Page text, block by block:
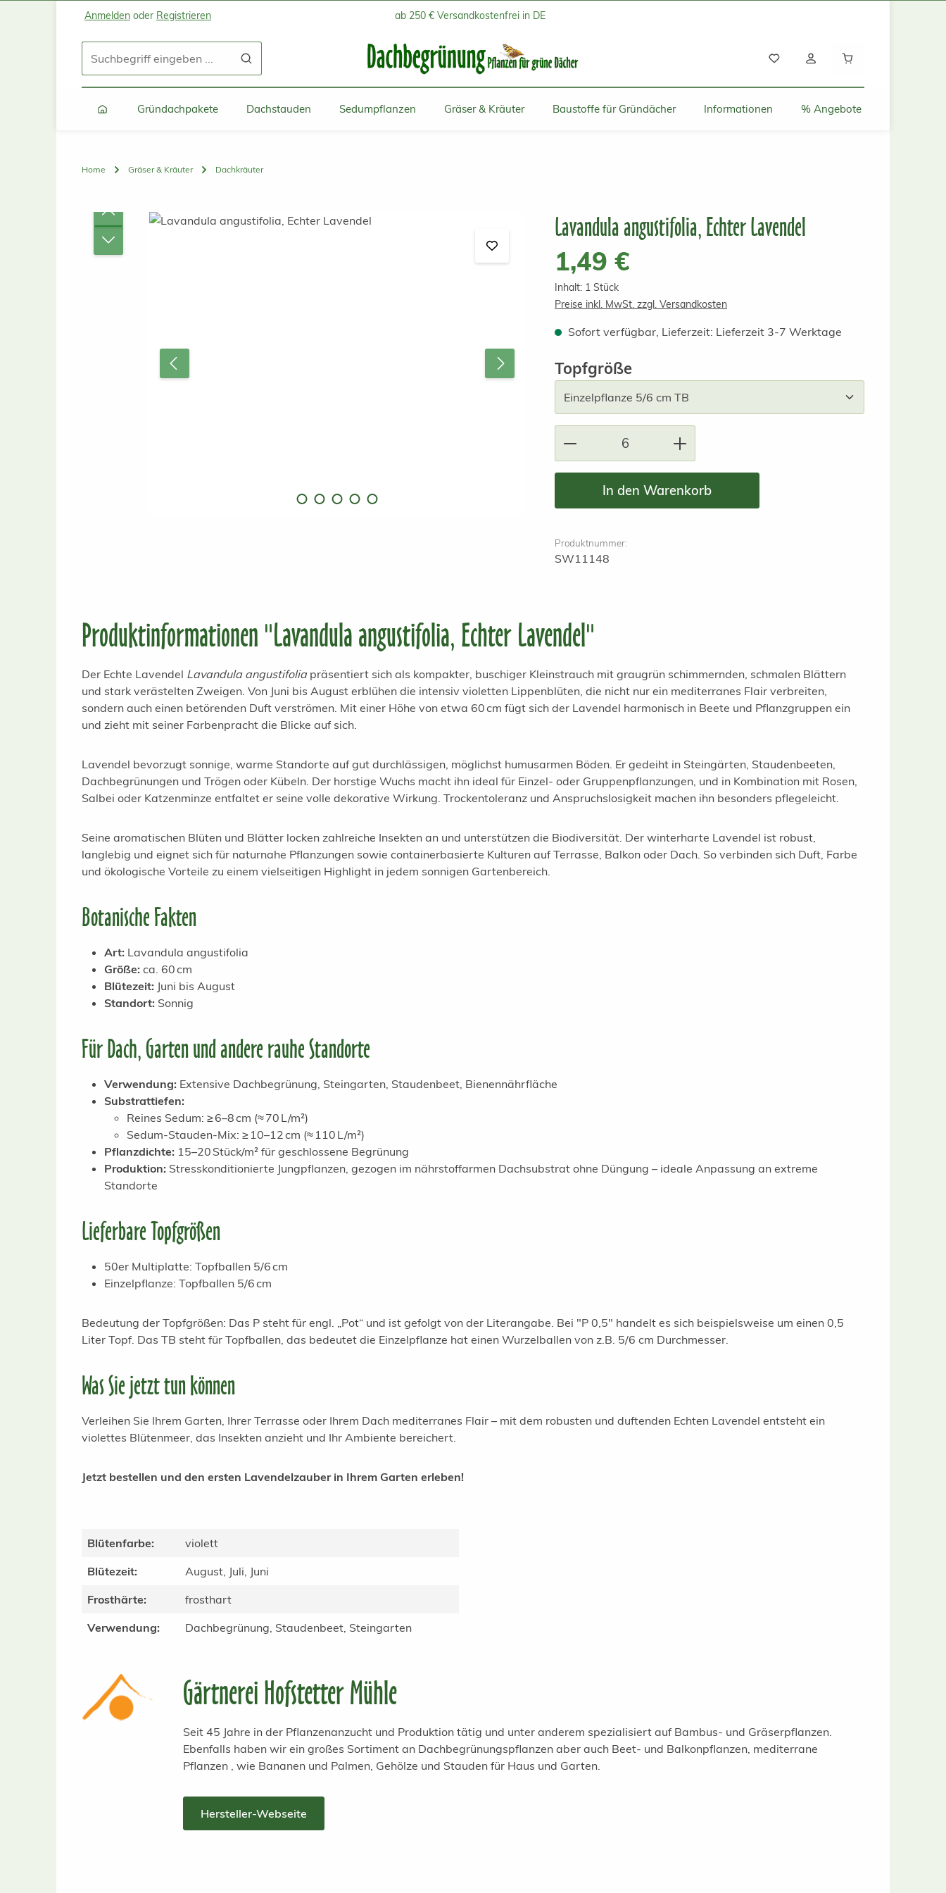
Zum Hauptinhalt springen
Zur Suche springen
Zur Hauptnavigation springen
Anmelden oder Registrieren ab 250 € Versandkostenfrei in DE
Gründachpakete Dachstauden Sedumpflanzen Gräser & Kräuter Baustoffe für Gründächer Informationen % Angebote
Home Gräser & Kräuter Dachkräuter
Bildergalerie überspringen Lavandula angustifolia, Echter Lavendel
Regulärer Preis:
1,49 €
Inhalt: 1 Stück
Preise inkl. MwSt. zzgl. Versandkosten
Sofort verfügbar, Lieferzeit: Lieferzeit 3-7 Werktage
Topfgrößeauswählen
Produkt Anzahl: Gib den gewünschten Wert ein
In den Warenkorb
Produktnummer:
SW11148
Produktinformationen "Lavandula angustifolia, Echter Lavendel"
Der Echte Lavendel Lavandula angustifoliapräsentiert sich als kompakter, buschiger Kleinstrauch mit graugrün schimmernden, schmalen Blättern
und stark verästelten Zweigen. Von Juni bis August erblühen die intensiv violetten Lippenblüten, die nicht nur ein mediterranes Flair verbreiten,
sondern auch einen betörenden Duft verströmen. Mit einer Höhe von etwa 60 cm fügt sich der Lavendel harmonisch in Beete und Pflanzgruppen ein
und zieht mit seiner Farbenpracht die Blicke auf sich.
Lavendel bevorzugt sonnige, warme Standorte auf gut durchlässigen, möglichst humusarmen Böden. Er gedeiht in Steingärten, Staudenbeeten,
Dachbegrünungen und Trögen oder Kübeln. Der horstige Wuchs macht ihn ideal für Einzel- oder Gruppenpflanzungen, und in Kombination mit Rosen,
Salbei oder Katzenminze entfaltet er seine volle dekorative Wirkung. Trockentoleranz und Anspruchslosigkeit machen ihn besonders pflegeleicht.
Seine aromatischen Blüten und Blätter locken zahlreiche Insekten an und unterstützen die Biodiversität. Der winterharte Lavendel ist robust,
langlebig und eignet sich für naturnahe Pflanzungen sowie containerbasierte Kulturen auf Terrasse, Balkon oder Dach. So verbinden sich Duft, Farbe
und ökologische Vorteile zu einem vielseitigen Highlight in jedem sonnigen Gartenbereich.
Botanische Fakten
Art: Lavandula angustifolia
Größe: ca. 60 cm
Blütezeit: Juni bis August
Standort: Sonnig
Für Dach, Garten und andere rauhe Standorte
Verwendung: Extensive Dachbegrünung, Steingarten, Staudenbeet, Bienennährfläche
Substrattiefen:
Reines Sedum: ≥ 6–8 cm (≈ 70 L/m²)
Sedum-Stauden-Mix: ≥ 10–12 cm (≈ 110 L/m²)
Pflanzdichte: 15–20 Stück/m² für geschlossene Begrünung
Produktion: Stresskonditionierte Jungpflanzen, gezogen im nährstoffarmen Dachsubstrat ohne Düngung – ideale Anpassung an extreme
Standorte
Lieferbare Topfgrößen
50er Multiplatte: Topfballen 5/6 cm
Einzelpflanze: Topfballen 5/6 cm
Bedeutung der Topfgrößen: Das P steht für engl. „Pot“ und ist gefolgt von der Literangabe. Bei "P 0,5" handelt es sich beispielsweise um einen 0,5
Liter Topf. Das TB steht für Topfballen, das bedeutet die Einzelpflanze hat einen Wurzelballen von z.B. 5/6 cm Durchmesser.
Was Sie jetzt tun können
Verleihen Sie Ihrem Garten, Ihrer Terrasse oder Ihrem Dach mediterranes Flair – mit dem robusten und duftenden Echten Lavendel entsteht ein
violettes Blütenmeer, das Insekten anzieht und Ihr Ambiente bereichert.
Jetzt bestellen und den ersten Lavendelzauber in Ihrem Garten erleben!
Blütenfarbe:
violett
Blütezeit:
August, Juli, Juni
Frosthärte:
frosthart
Verwendung:
Dachbegrünung, Staudenbeet, Steingarten
Gärtnerei Hofstetter Mühle
Seit 45 Jahre in der Pflanzenanzucht und Produktion tätig und unter anderem spezialisiert auf Bambus- und Gräserpflanzen.
Ebenfalls haben wir ein großes Sortiment an Dachbegrünungspflanzen aber auch Beet- und Balkonpflanzen, mediterrane
Pflanzen , wie Bananen und Palmen, Gehölze und Stauden für Haus und Garten.
Hersteller-Webseite